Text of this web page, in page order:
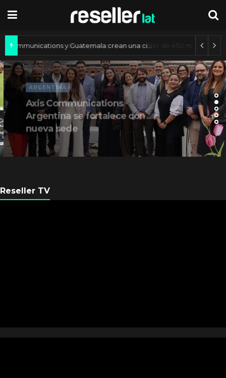
Axis Communications y Guatemala crean una ciudad inteligente
ARGENTINA
Axis Communications
Argentina se fortalece con
nueva sede
Reseller TV